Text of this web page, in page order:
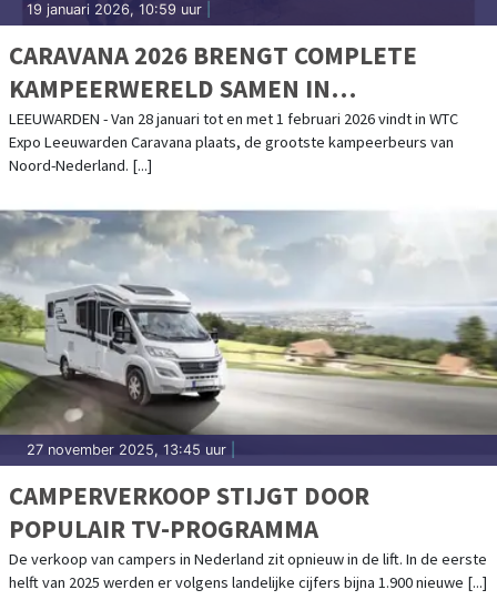
19 januari 2026, 10:59 uur
CARAVANA 2026 BRENGT COMPLETE
KAMPEERWERELD SAMEN IN
LEEUWARDEN
LEEUWARDEN - Van 28 januari tot en met 1 februari 2026 vindt in WTC
Expo Leeuwarden Caravana plaats, de grootste kampeerbeurs van
Noord-Nederland. [...]
27 november 2025, 13:45 uur
CAMPERVERKOOP STIJGT DOOR
POPULAIR TV-PROGRAMMA
De verkoop van campers in Nederland zit opnieuw in de lift. In de eerste
helft van 2025 werden er volgens landelijke cijfers bijna 1.900 nieuwe [...]